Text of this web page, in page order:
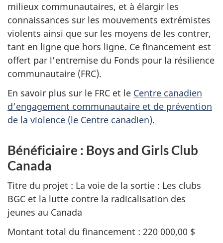
milieux communautaires, et à élargir les
connaissances sur les mouvements extrémistes
violents ainsi que sur les moyens de les contrer,
tant en ligne que hors ligne. Ce financement est
offert par l’entremise du Fonds pour la résilience
communautaire (FRC).
En savoir plus sur le FRC et le Centre canadien
d’engagement communautaire et de prévention
de la violence (le Centre canadien).
Bénéficiaire : Boys and Girls Club
Canada
Titre du projet : La voie de la sortie : Les clubs
BGC et la lutte contre la radicalisation des
jeunes au Canada
Montant total du financement : 220 000,00 $